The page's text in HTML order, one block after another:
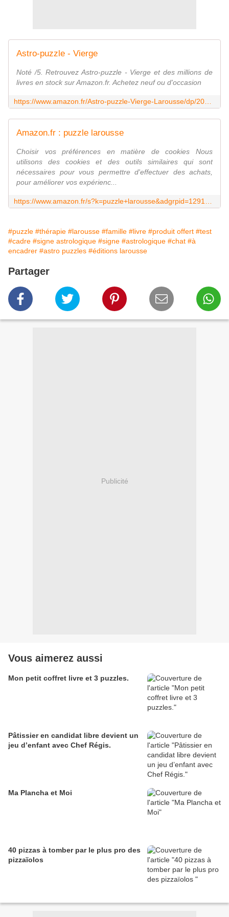
Astro-puzzle - Vierge
Noté /5. Retrouvez Astro-puzzle - Vierge et des millions de
livres en stock sur Amazon.fr. Achetez neuf ou d'occasion
Amazon.fr : puzzle larousse
Choisir vos préférences en matière de cookies Nous
utilisons des cookies et des outils similaires qui sont
nécessaires pour vous permettre d'effectuer des achats,
pour améliorer vos expérienc...
#puzzle #thérapie #larousse #famille #livre #produit offert #test
#cadre #signe astrologique #signe #astrologique #chat #à
encadrer #astro puzzles #éditions larousse
Partager
Publicité
Vous aimerez aussi
Mon petit coffret livre et 3 puzzles.
Pâtissier en candidat libre devient un
jeu d’enfant avec Chef Régis.
Ma Plancha et Moi
40 pizzas à tomber par le plus pro des
pizzaïolos